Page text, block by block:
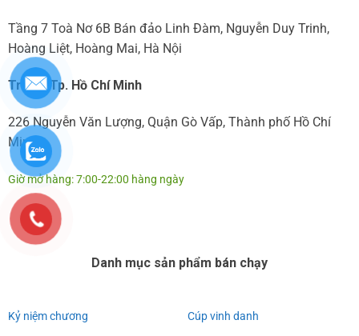
Tầng 7 Toà Nơ 6B Bán đảo Linh Đàm, Nguyễn Duy Trinh,
Hoàng Liệt, Hoàng Mai, Hà Nội
Trụ sở Tp. Hồ Chí Minh
226 Nguyễn Văn Lượng, Quận Gò Vấp, Thành phố Hồ Chí
Minh
Giờ mở hàng: 7:00-22:00 hàng ngày
Danh mục sản phẩm bán chạy
Kỷ niệm chương Cúp vinh danh